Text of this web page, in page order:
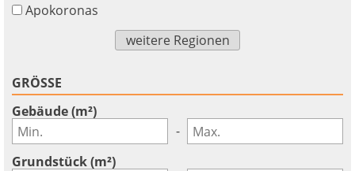
Apokoronas
weitere Regionen
GRÖSSE
Gebäude (m²)
-
Grundstück (m²)